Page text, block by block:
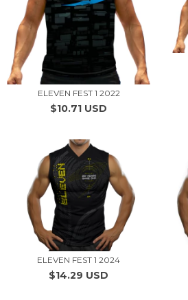
ELEVEN FEST 1 2022
$10.71 USD
ELEVEN FEST 1 2024
$14.29 USD